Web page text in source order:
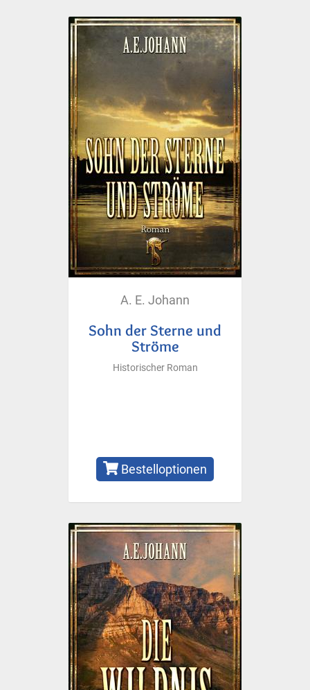
A. E. Johann
Sohn der Sterne und
Ströme
Historischer Roman
Bestelloptionen